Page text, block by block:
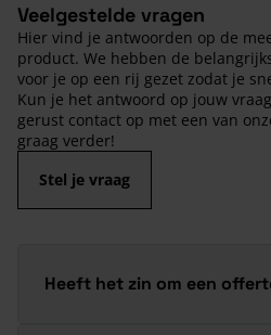
Veelgestelde vragen
Hier vind je antwoorden op de
product. We hebben de
voor je op een rij gezet zodat je
Kun je het antwoord op jouw
gerust contact op met een van
graag verder!
Stel je vraag
Heeft het zin om een